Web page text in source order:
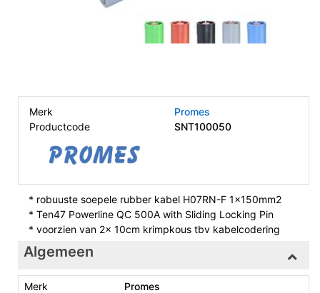
Merk
Promes
Productcode
SNT100050
* robuuste soepele rubber kabel H07RN-F 1x150mm2
* Ten47 Powerline QC 500A with Sliding Locking Pin
* voorzien van 2x 10cm krimpkous tbv kabelcodering
Algemeen
Merk
Promes